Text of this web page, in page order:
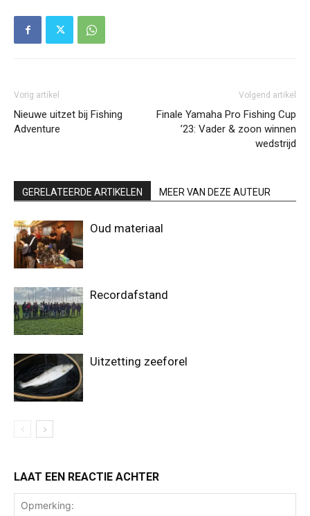
Vorig artikel
Nieuwe uitzet bij Fishing
Adventure
Volgend artikel
Finale Yamaha Pro Fishing Cup
’23: Vader & zoon winnen
wedstrijd
GERELATEERDE ARTIKELEN MEER VAN DEZE AUTEUR
Oud materiaal
Recordafstand
Uitzetting zeeforel
LAAT EEN REACTIE ACHTER